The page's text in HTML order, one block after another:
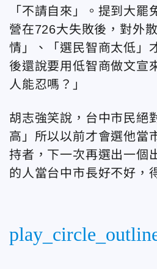
「不請自來」。提到大罷
營在726大失敗後，對外
情」、「選民智商太低」
後還說要用低智商做文宣
人能忍嗎？」
胡志強笑說，台中市民絕
高」所以以前才會選他當
持者，下一次再選出一個
的人當台中市長好不好，